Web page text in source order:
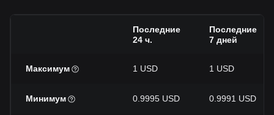
Последние
24 ч.
Последние
7 дней
Максимум 1 USD 1 USD
Минимум 0.9995 USD 0.9991 USD